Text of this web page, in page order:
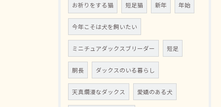
お祈りをする猫 短足猫 新年 年始
今年こそは犬を飼いたい
ミニチュアダックスブリーダー 短足
胴長 ダックスのいる暮らし
天真爛漫なダックス 愛嬌のある犬